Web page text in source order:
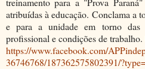
atribuídas à educação. Conclama a
e para a unidade em torno das
profissional e condições de
https://www.facebook.com/
36746768/187362575802391/